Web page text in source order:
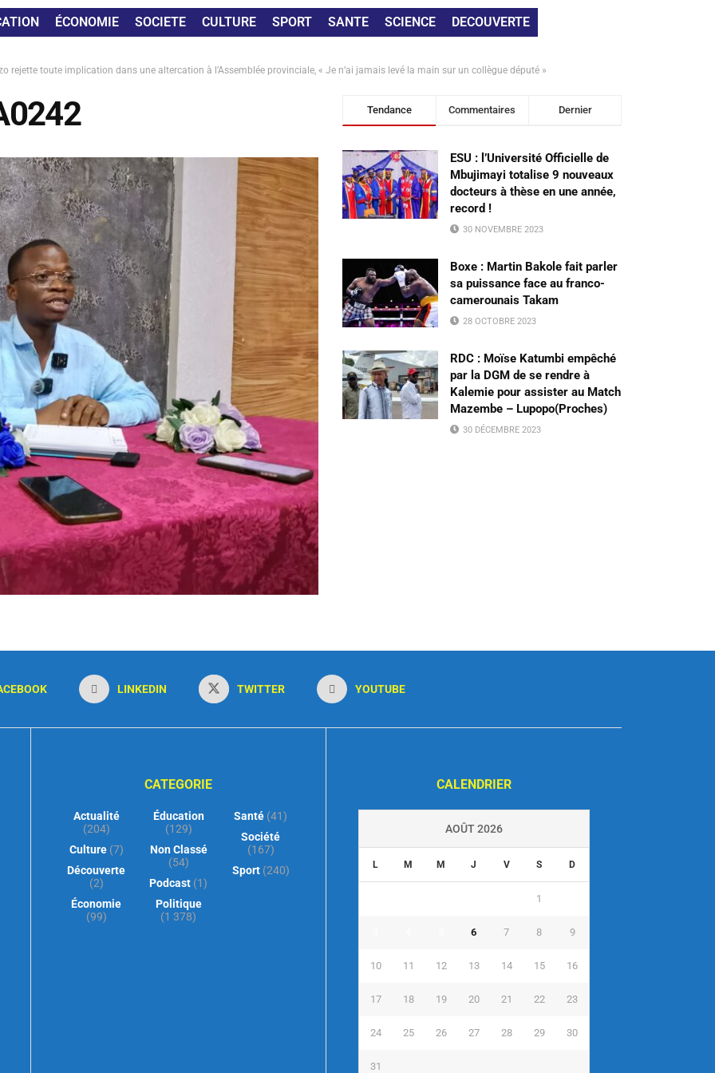
ÉCONOMIE SOCIETE CULTURE SPORT SANTE SCIENCE DECOUVERTE
rejette toute implication dans une altercation à l’Assemblée provinciale, « Je n’ai jamais levé la main sur un collègue député »
Tendance Commentaires Dernier
ESU : l’Université Officielle de
Mbujimayi totalise 9 nouveaux
docteurs à thèse en une année,
record !
30 NOVEMBRE 2023
Boxe : Martin Bakole fait parler
sa puissance face au franco-
camerounais Takam
28 OCTOBRE 2023
RDC : Moïse Katumbi empêché
par la DGM de se rendre à
Kalemie pour assister au Match
Mazembe – Lupopo(Proches)
30 DÉCEMBRE 2023
LINKEDIN TWITTER YOUTUBE
CATEGORIE
Actualité
(204)
Culture(7)
Découverte
(2)
Économie
(99)
Éducation
(129)
Non Classé
(54)
Podcast (1)
Politique
(1 378)
Santé (41)
Société
(167)
Sport(240)
CALENDRIER
AOÛT 2026
L M M J V S D
1
6 7 8 9
10 11 12 13 14 15 16
17 18 19 20 21 22 23
24 25 26 27 28 29 30
31